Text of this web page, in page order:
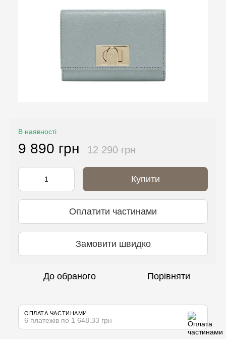
В наявності
9 890 грн 12 290 грн
Купити
Оплатити частинами
Замовити швидко
До обраного Порівняти
ОПЛАТА ЧАСТИНАМИ
6 платежів по 1 648.33 грн